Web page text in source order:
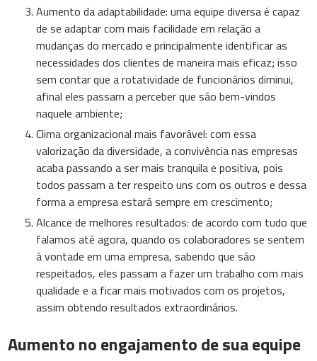
Aumento da adaptabilidade: uma equipe diversa é capaz
de se adaptar com mais facilidade em relação a
mudanças do mercado e principalmente identificar as
necessidades dos clientes de maneira mais eficaz; isso
sem contar que a rotatividade de funcionários diminui,
afinal eles passam a perceber que são bem-vindos
naquele ambiente;
Clima organizacional mais favorável: com essa
valorização da diversidade, a convivência nas empresas
acaba passando a ser mais tranquila e positiva, pois
todos passam a ter respeito uns com os outros e dessa
forma a empresa estará sempre em crescimento;
Alcance de melhores resultados: de acordo com tudo que
falamos até agora, quando os colaboradores se sentem
à vontade em uma empresa, sabendo que são
respeitados, eles passam a fazer um trabalho com mais
qualidade e a ficar mais motivados com os projetos,
assim obtendo resultados extraordinários.
Aumento no engajamento de sua equipe